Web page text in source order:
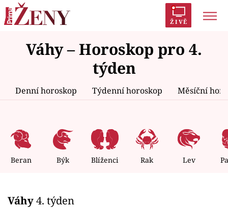
ŽIVĚ
Trendy: Polabí Inspekce Prostřeno!
AYTO?
Proměny
Témata
Celebrity
Seriály
Váhy – Horoskop pro 4.
týden
Denní horoskop Týdenní horoskop Měsíční
Beran Býk Blíženci Rak Lev
Váhy4. týden